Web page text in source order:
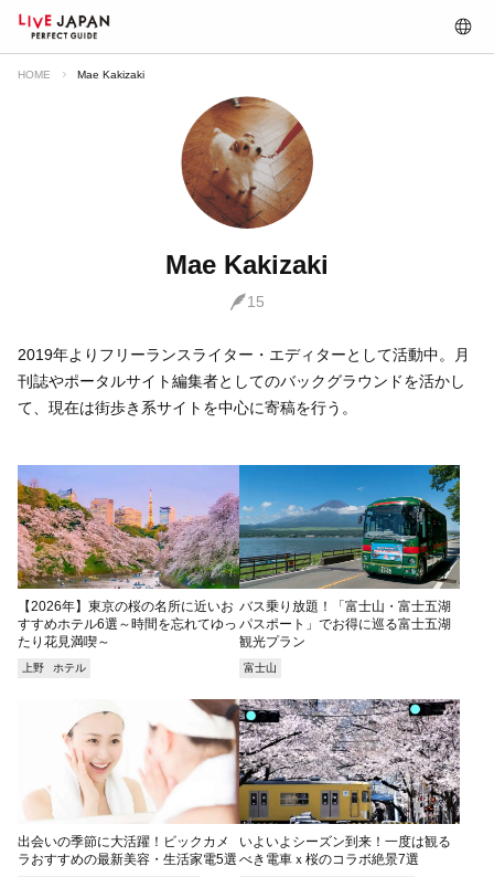
HOME Mae Kakizaki
Mae Kakizaki
15
2019年よりフリーランスライター・エディターとして活動中。月
刊誌やポータルサイト編集者としてのバックグラウンドを活かし
て、現在は街歩き系サイトを中心に寄稿を行う。
【2026年】東京の桜の名所に近いお
すすめホテル6選～時間を忘れてゆっ
たり花見満喫～
上野 ホテル
バス乗り放題！「富士山・富士五湖
パスポート」でお得に巡る富士五湖
観光プラン
富士山
出会いの季節に大活躍！ビックカメ
ラおすすめの最新美容・生活家電5選
いよいよシーズン到来！一度は観る
べき電車ｘ桜のコラボ絶景7選